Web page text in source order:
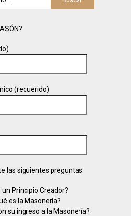
(requerido)
las siguientes preguntas:
un Principio Creador?
es la Masonería?
su ingreso a la Masonería?